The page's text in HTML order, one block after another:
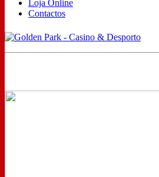
Loja Online
Contactos